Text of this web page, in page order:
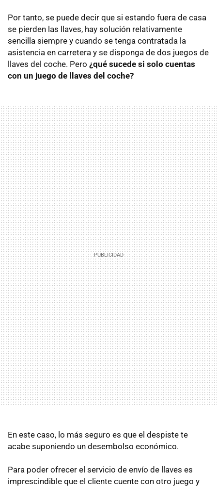
Por tanto, se puede decir que si estando fuera de casa
se pierden las llaves, hay solución relativamente
sencilla siempre y cuando se tenga contratada la
asistencia en carretera y se disponga de dos juegos de
llaves del coche. Pero ¿qué sucede si solo cuentas
con un juego de llaves del coche?
En este caso, lo más seguro es que el despiste te
acabe suponiendo un desembolso económico.
Para poder ofrecer el servicio de envío de llaves es
imprescindible que el cliente cuente con otro juego y